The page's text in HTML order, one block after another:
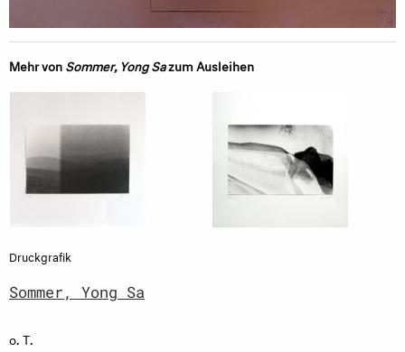
Mehr vonSommer, Yong Sazum Ausleihen
Druckgrafik
Sommer, Yong Sa
o. T.